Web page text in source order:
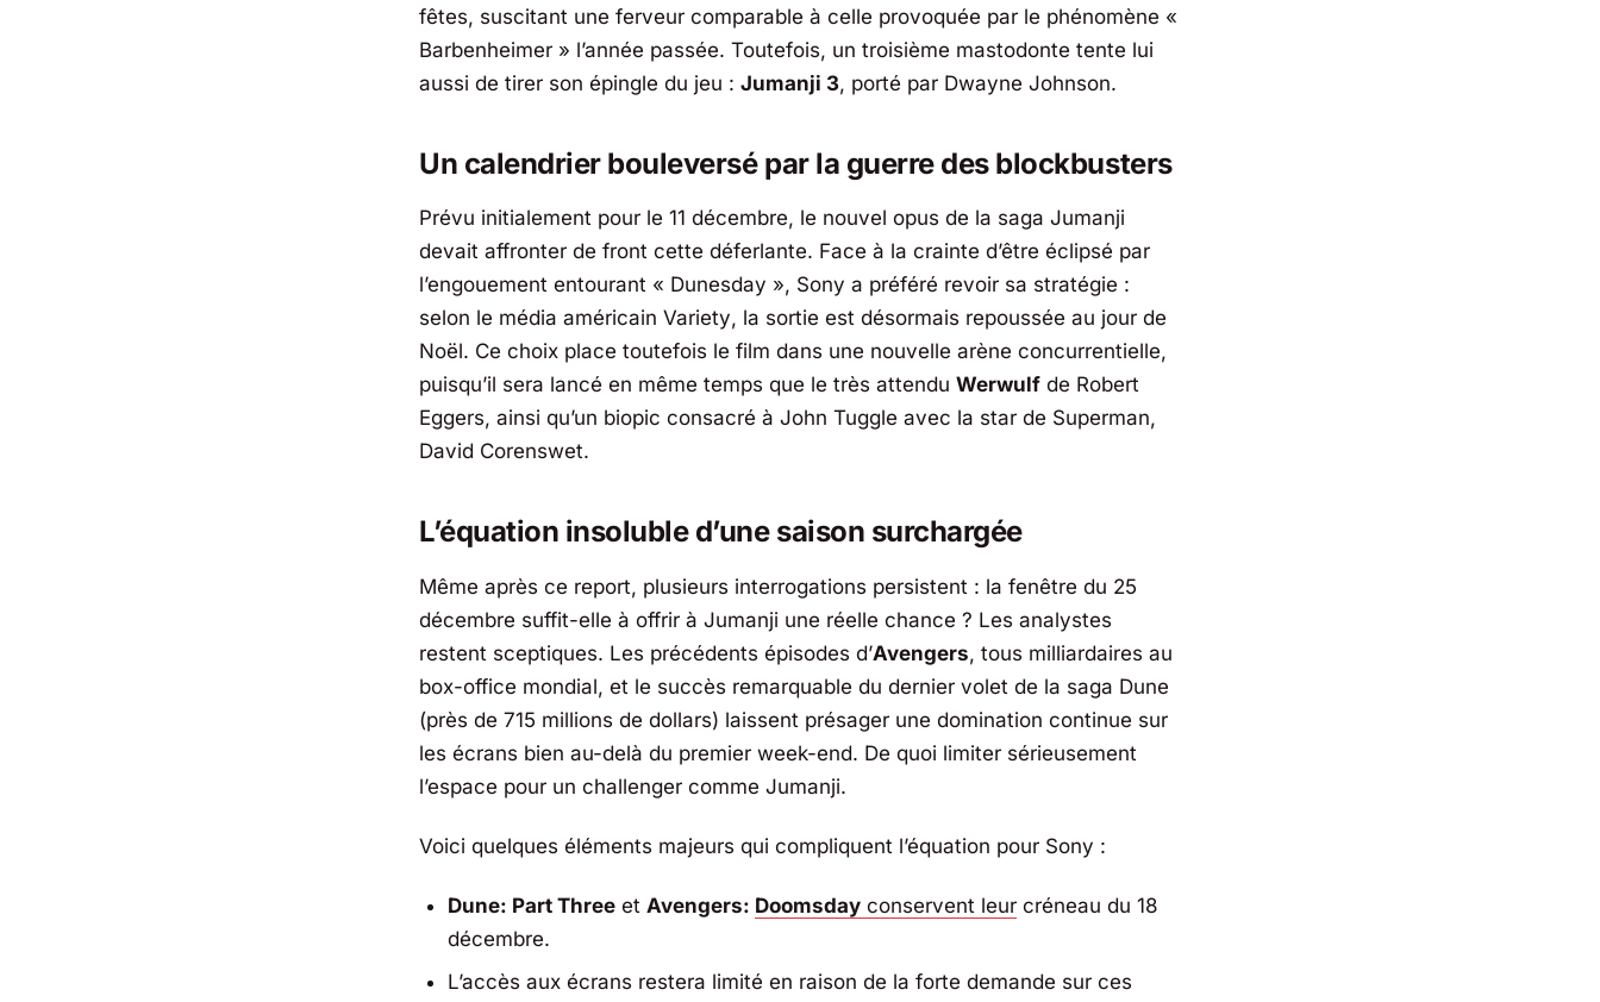
fêtes, suscitant une ferveur comparable à celle provoquée par le phénomène «
Barbenheimer » l’année passée. Toutefois, un troisième mastodonte tente lui
aussi de tirer son épingle du jeu : Jumanji 3, porté par Dwayne Johnson.
Un calendrier bouleversé par la guerre des blockbusters
Prévu initialement pour le 11 décembre, le nouvel opus de la saga Jumanji
devait affronter de front cette déferlante. Face à la crainte d’être éclipsé par
l’engouement entourant « Dunesday », Sony a préféré revoir sa stratégie :
selon le média américain Variety, la sortie est désormais repoussée au jour de
Noël. Ce choix place toutefois le film dans une nouvelle arène concurrentielle,
puisqu’il sera lancé en même temps que le très attendu Werwulf de Robert
Eggers, ainsi qu’un biopic consacré à John Tuggle avec la star de Superman,
David Corenswet.
L’équation insoluble d’une saison surchargée
Même après ce report, plusieurs interrogations persistent : la fenêtre du 25
décembre suffit-elle à offrir à Jumanji une réelle chance ? Les analystes
restent sceptiques. Les précédents épisodes d’Avengers, tous milliardaires au
box-office mondial, et le succès remarquable du dernier volet de la saga Dune
(près de 715 millions de dollars) laissent présager une domination continue sur
les écrans bien au-delà du premier week-end. De quoi limiter sérieusement
l’espace pour un challenger comme Jumanji.
Voici quelques éléments majeurs qui compliquent l’équation pour Sony :
Dune: Part Three et Avengers: Doomsday conservent leur créneau du 18
décembre.
L’accès aux écrans restera limité en raison de la forte demande sur ces